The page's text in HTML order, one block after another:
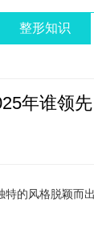
整形知识
年谁领先
的风格脱颖而